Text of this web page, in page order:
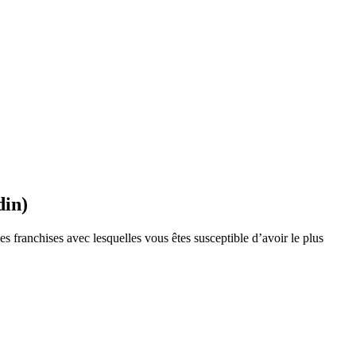
franchises avec lesquelles vous êtes susceptible d’avoir le plus